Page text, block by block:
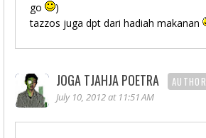
go
)
tazzos juga dpt dari hadiah makanan
JOGA TJAHJA POETRA AUTHOR
July 10, 2012 at 11:51 AM